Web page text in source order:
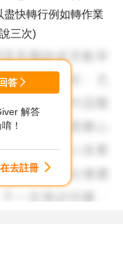
快轉行例如轉作業
三次)
答
解答
！
去註冊